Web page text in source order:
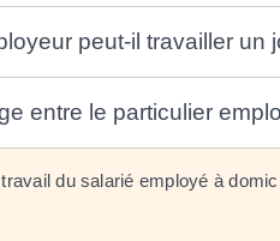
peut-il travailler un
entre le particulier
du salarié employé à